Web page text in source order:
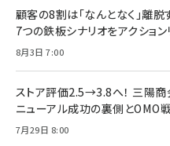
顧客の8割は「なんとなく」離
7つの鉄板シナリオをアクショ
8月3日 7:00
ストア評価2.5→3.8へ！ 三陽商
ニューアル成功の裏側とOMO
7月29日 8:00